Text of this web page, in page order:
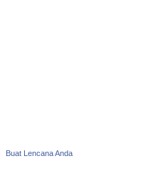
Buat Lencana Anda